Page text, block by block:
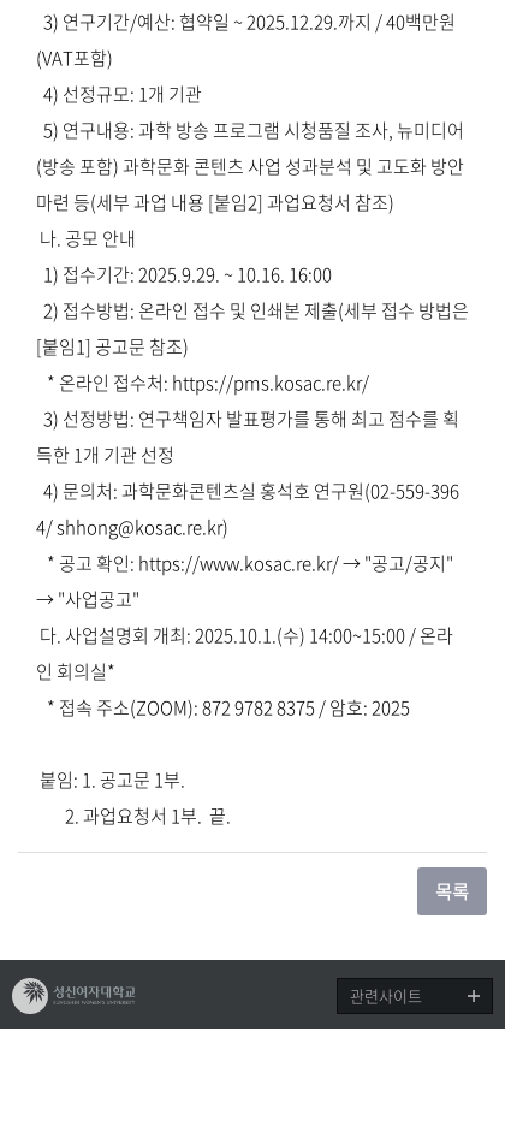
3) 연구기간/예산: 협약일 ~ 2025.12.29.까지 / 40백만원
(VAT포함)
4) 선정규모: 1개 기관
5) 연구내용: 과학 방송 프로그램 시청품질 조사, 뉴미디어
(방송 포함) 과학문화 콘텐츠 사업 성과분석 및 고도화 방안
마련 등(세부 과업 내용 [붙임2] 과업요청서 참조)
나. 공모 안내
1) 접수기간: 2025.9.29. ~ 10.16. 16:00
2) 접수방법: 온라인 접수 및 인쇄본 제출(세부 접수 방법은
[붙임1] 공고문 참조)
* 온라인 접수처: https://pms.kosac.re.kr/
3) 선정방법: 연구책임자 발표평가를 통해 최고 점수를 획
득한 1개 기관 선정
4) 문의처: 과학문화콘텐츠실 홍석호 연구원(02-559-396
4/ shhong@kosac.re.kr)
* 공고 확인: https://www.kosac.re.kr/ → "공고/공지"
→ "사업공고"
다. 사업설명회 개최: 2025.10.1.(수) 14:00~15:00 / 온라
인 회의실*
* 접속 주소(ZOOM): 872 9782 8375 / 암호: 2025
붙임: 1. 공고문 1부.
2. 과업요청서 1부. 끝.
관련사이트